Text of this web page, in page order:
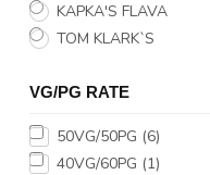
KAPKA'S FLAVA
TOM KLARK`S
VG/PG RATE
50VG/50PG (6)
40VG/60PG (1)